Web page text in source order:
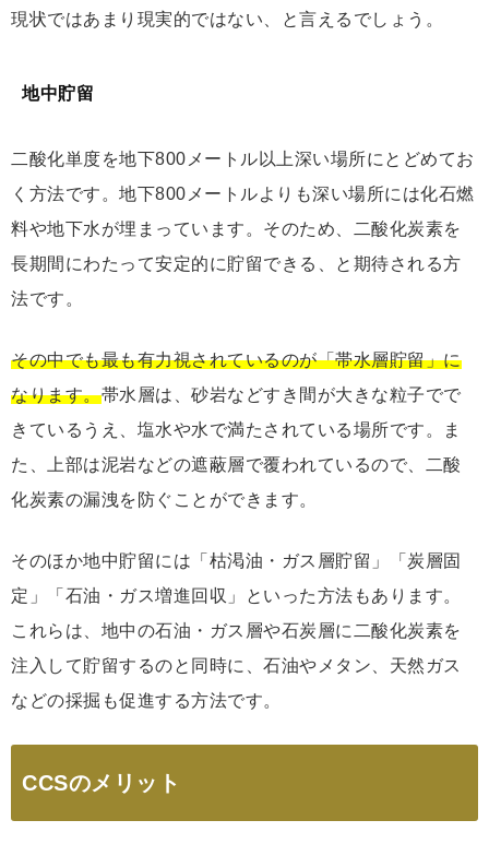
現状ではあまり現実的ではない、と言えるでしょう。
地中貯留
二酸化単度を地下800メートル以上深い場所にとどめてお
く方法です。地下800メートルよりも深い場所には化石燃
料や地下水が埋まっています。そのため、二酸化炭素を
長期間にわたって安定的に貯留できる、と期待される方
法です。
その中でも最も有力視されているのが「帯水層貯留」に
なります。帯水層は、砂岩などすき間が大きな粒子でで
きているうえ、塩水や水で満たされている場所です。ま
た、上部は泥岩などの遮蔽層で覆われているので、二酸
化炭素の漏洩を防ぐことができます。
そのほか地中貯留には「枯渇油・ガス層貯留」「炭層固
定」「石油・ガス増進回収」といった方法もあります。
これらは、地中の石油・ガス層や石炭層に二酸化炭素を
注入して貯留するのと同時に、石油やメタン、天然ガス
などの採掘も促進する方法です。
CCSのメリット